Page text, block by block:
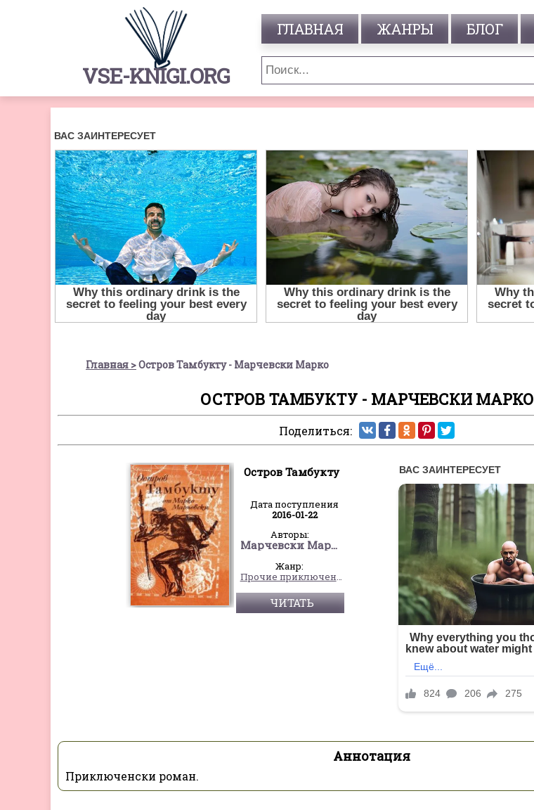
VSE-KNIGI.ORG
ГЛАВНАЯ ЖАНРЫ БЛОГ
Главная Остров Тамбукту - Марчевски Марко
ОСТРОВ ТАМБУКТУ - МАРЧЕВСКИ МАРКО
Поделиться:
Остров Тамбукту
Дата поступления
2016-01-22
Авторы:
Марчевски Марко
Жанр:
Прочие приключения
ЧИТАТЬ
Аннотация
Приключенски роман.